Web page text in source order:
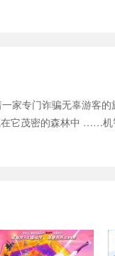
家专门诈骗无辜游客的
在它茂密的森林中 ……